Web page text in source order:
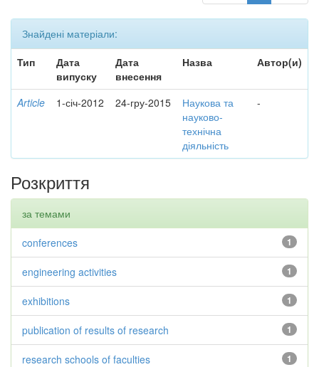
Знайдені матеріали:
Тип
Дата
випуску
Дата
внесення
Назва Автор(и)
Article 1-січ-2012 24-гру-2015
Наукова та
науково-
технічна
діяльність
-
Розкриття
за темами
1
conferences
1
engineering activities
1
exhibitions
1
publication of results of research
1
research schools of faculties